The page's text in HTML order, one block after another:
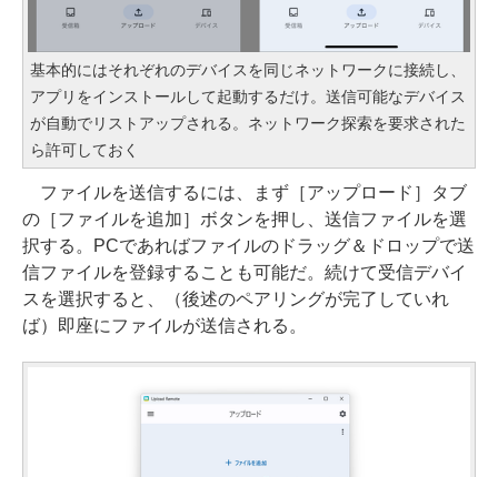
基本的にはそれぞれのデバイスを同じネットワークに接続し、
アプリをインストールして起動するだけ。送信可能なデバイス
が自動でリストアップされる。ネットワーク探索を要求された
ら許可しておく
ファイルを送信するには、まず［アップロード］タブ
の［ファイルを追加］ボタンを押し、送信ファイルを選
択する。PCであればファイルのドラッグ＆ドロップで送
信ファイルを登録することも可能だ。続けて受信デバイ
スを選択すると、（後述のペアリングが完了していれ
ば）即座にファイルが送信される。